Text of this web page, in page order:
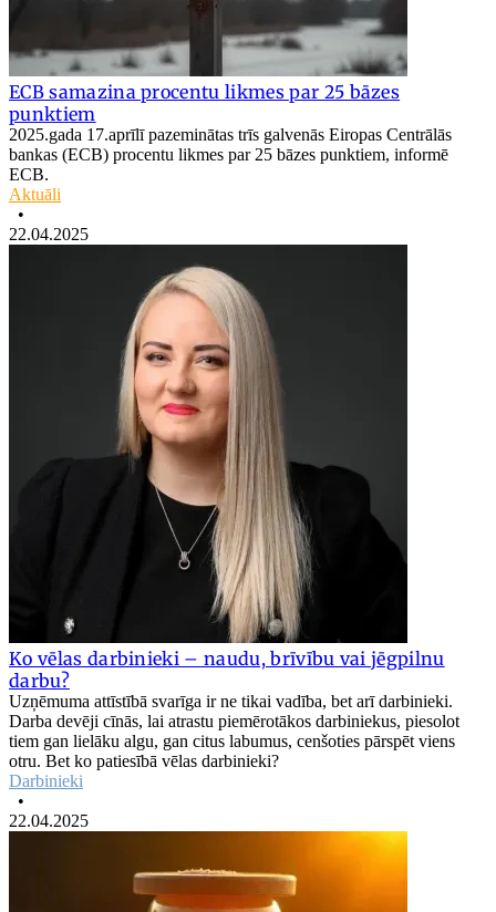
ECB samazina procentu likmes par 25 bāzes
punktiem
2025.gada 17.aprīlī pazeminātas trīs galvenās Eiropas Centrālās
bankas (ECB) procentu likmes par 25 bāzes punktiem, informē
ECB.
Aktuāli
•
22.04.2025
Ko vēlas darbinieki – naudu, brīvību vai jēgpilnu
darbu?
Uzņēmuma attīstībā svarīga ir ne tikai vadība, bet arī darbinieki.
Darba devēji cīnās, lai atrastu piemērotākos darbiniekus, piesolot
tiem gan lielāku algu, gan citus labumus, cenšoties pārspēt viens
otru. Bet ko patiesībā vēlas darbinieki?
Darbinieki
•
22.04.2025